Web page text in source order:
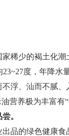
稀少的褐土化
度，年降水
浮、汕而不腻
营养极为丰富有
。
品的绿色健康